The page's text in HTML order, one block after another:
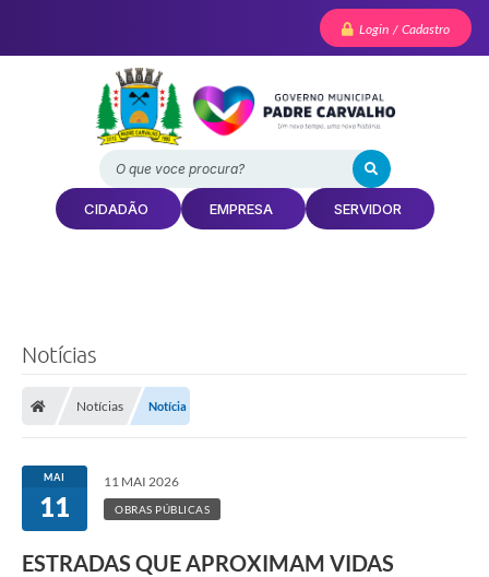
Login / Cadastro
O que voce procura?
CIDADÃO EMPRESA SERVIDOR
Notícias
Notícias Notícia
MAI
11
11 MAI 2026
OBRAS PÚBLICAS
ESTRADAS QUE APROXIMAM VIDAS